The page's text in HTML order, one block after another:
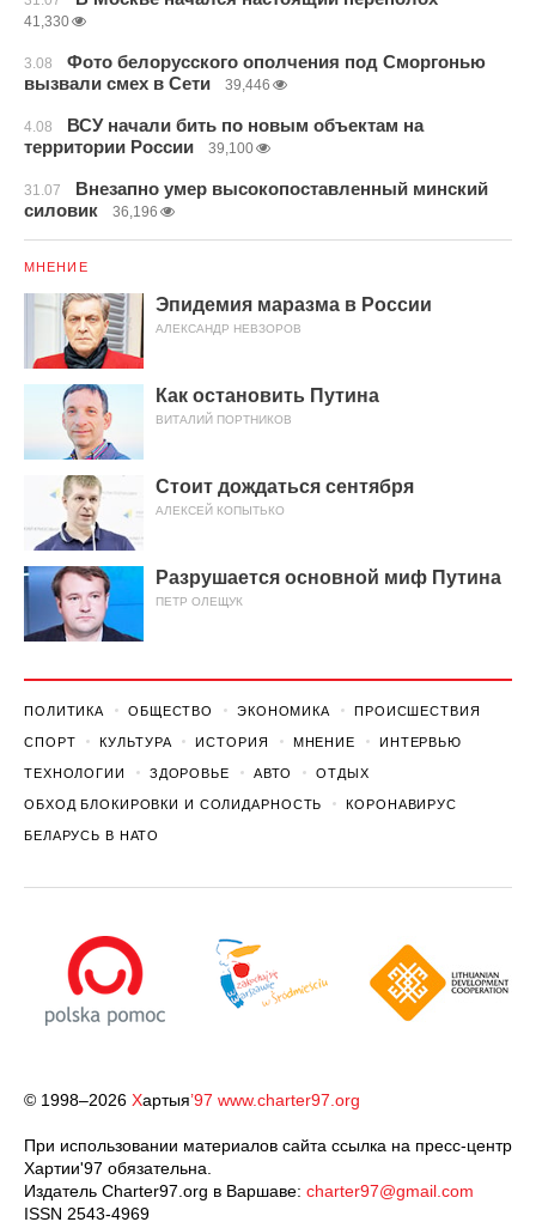
41,330
3.08
Фото белорусского ополчения под Сморгонью
вызвали смех в Сети
39,446
4.08
ВСУ начали бить по новым объектам на
территории России
39,100
31.07
Внезапно умер высокопоставленный минский
силовик
36,196
МНЕНИЕ
Эпидемия маразма в России
АЛЕКСАНДР НЕВЗОРОВ
Как остановить Путина
ВИТАЛИЙ ПОРТНИКОВ
Стоит дождаться сентября
АЛЕКСЕЙ КОПЫТЬКО
Разрушается основной миф Путина
ПЕТР ОЛЕЩУК
ПОЛИТИКА ОБЩЕСТВО ЭКОНОМИКА ПРОИСШЕСТВИЯ
СПОРТ КУЛЬТУРА ИСТОРИЯ МНЕНИЕ ИНТЕРВЬЮ
ТЕХНОЛОГИИ ЗДОРОВЬЕ АВТО ОТДЫХ
ОБХОД БЛОКИРОВКИ И СОЛИДАРНОСТЬ КОРОНАВИРУС
БЕЛАРУСЬ В НАТО
© 1998–2026 Хартыя’97 www.charter97.org
При использовании материалов сайта ссылка на пресс-центр
Хартии'97 обязательна.
Издатель Charter97.org в Варшаве: charter97@gmail.com
ISSN 2543-4969